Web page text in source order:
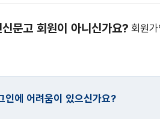
문고 회원이 아니신가요? 회원가
인에 어려움이 있으신가요?